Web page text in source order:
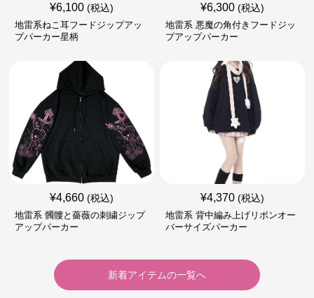
¥6,100 (税込)
地雷系ねこ耳フードジップアッ
プパーカー星柄
¥6,300 (税込)
地雷系 悪魔の角付きフードジッ
プアップパーカー
¥4,660 (税込)
地雷系 髑髏と薔薇の刺繍ジップ
アップパーカー
¥4,370 (税込)
地雷系 背中編み上げリボンオー
バーサイズパーカー
新着アイテムの一覧へ